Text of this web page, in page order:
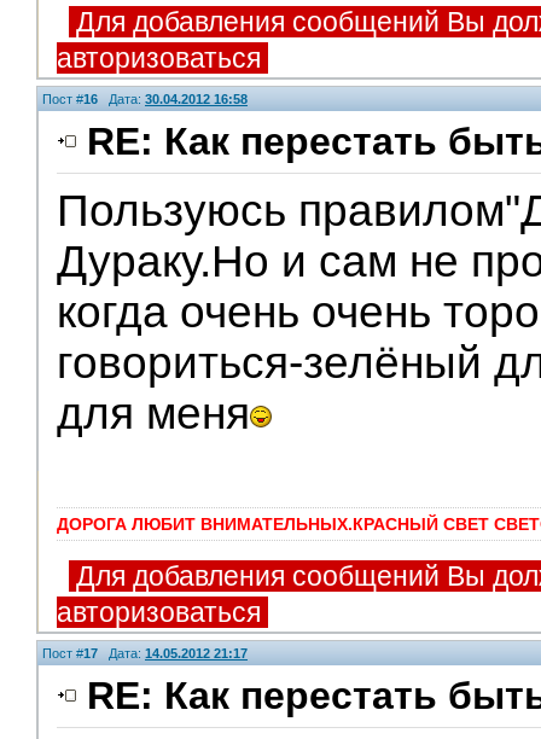
Для добавления сообщений Вы
авторизоваться
Пост #16 Дата: 30.04.2012 16:58
RE: Как перестать
Пользуюсь
Дураку.Но и сам не
когда очень очень
говориться-зелёный
для меня
ДОРОГА ЛЮБИТ ВНИМАТЕЛЬНЫХ.КРАСНЫЙ СВЕТ
Для добавления сообщений Вы
авторизоваться
Пост #17 Дата: 14.05.2012 21:17
RE: Как перестать